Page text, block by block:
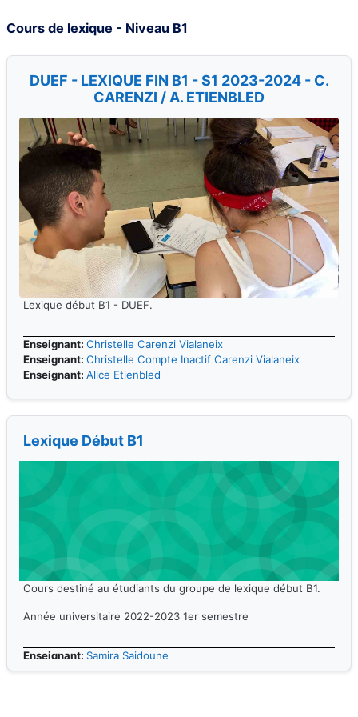
Cours de lexique - Niveau B1
DUEF - LEXIQUE FIN B1 - S1 2023-2024 - C.
CARENZI / A. ETIENBLED
Lexique début B1 - DUEF.
Enseignant: Christelle Carenzi Vialaneix
Enseignant: Christelle Compte Inactif Carenzi Vialaneix
Enseignant: Alice Etienbled
Lexique Début B1
Cours destiné au étudiants du groupe de lexique début B1.
Année universitaire 2022-2023 1er semestre
Enseignant: Samira Saidoune